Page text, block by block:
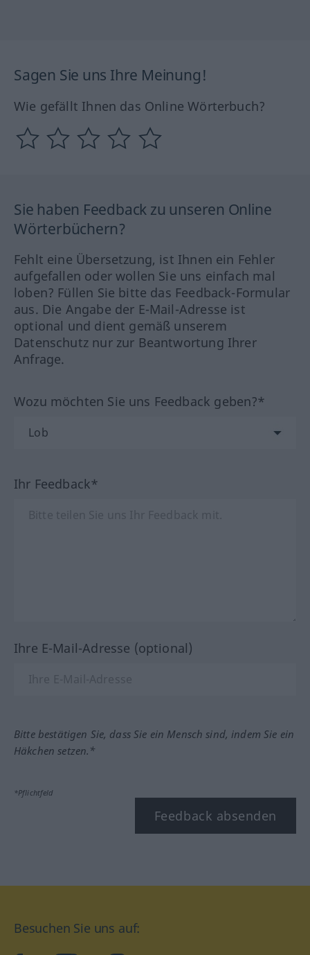
Sagen Sie uns Ihre Meinung!
Wie gefällt Ihnen das Online Wörterbuch?
Sie haben Feedback zu unseren Online
Wörterbüchern?
Fehlt eine Übersetzung, ist Ihnen ein Fehler
aufgefallen oder wollen Sie uns einfach mal
loben? Füllen Sie bitte das Feedback-Formular
aus. Die Angabe der E-Mail-Adresse ist
optional und dient gemäß unserem
Datenschutz nur zur Beantwortung Ihrer
Anfrage.
Wozu möchten Sie uns Feedback geben?*
Ihr Feedback*
Ihre E-Mail-Adresse (optional)
Bitte bestätigen Sie, dass Sie ein Mensch sind, indem Sie ein
Häkchen setzen.*
*Pflichtfeld
Feedback absenden
Besuchen Sie uns auf: